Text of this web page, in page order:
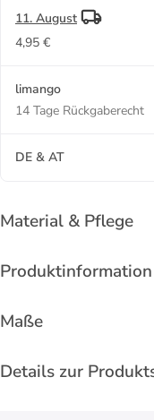
11. August
4,95 €
limango
14 Tage Rückgaberecht
DE & AT
Material & Pflege
Produktinformation
Maße
Details zur